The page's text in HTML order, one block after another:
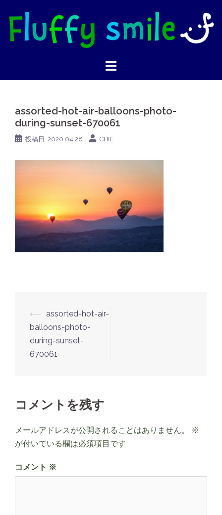
assorted-hot-air-balloons-photo-
during-sunset-670061
投稿日: 2020.04.28 CHIE
投
稿
ナ
ビ
シ
ン
⟵
assorted-hot-air-
balloons-photo-
during-sunset-
670061
コメントを残す
メールアドレスが公開されることはありません。
※
が付いている欄は必須項目です
コメント ※